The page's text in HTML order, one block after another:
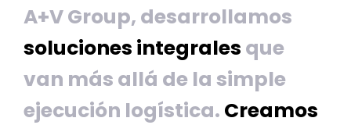
A+V Group, desarrollamos
soluciones integrales que
van más allá de la simple
ejecución logística. Creamos